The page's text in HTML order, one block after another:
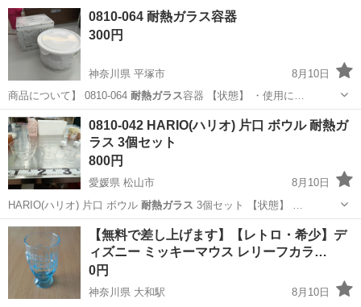
神奈川 平塚市 耐熱ガラス
0810-064 耐熱ガラス容器
300円
神奈川県 平塚市
8月10日
商品について】 0810-064 耐熱ガラス 容器 【状態】 ・使用に…
神奈川 平塚市
0810-042 HARIO(ハリオ) 片口 ボウル 耐熱ガ
ラス 3個セット
800円
愛媛県 松山市
8月10日
HARIO(ハリオ) 片口 ボウル 耐熱ガラス 3個セット 【状態】 …
愛媛 松山市 食器 片口
【無料で差し上げます】【レトロ・希少】デ
ィズニー ミッキーマウス レリーフカラ…
0円
神奈川県 大和駅
8月10日